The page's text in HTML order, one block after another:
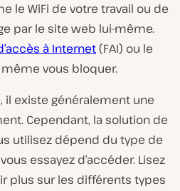
le WiFi de votre travail ou de
par le site web lui-même.
à Internet (FAI) ou le
vous bloquer.
il existe généralement une
Cependant, la solution de
utilisez dépend du type de
essayez d’accéder. Lisez
plus sur les différents types